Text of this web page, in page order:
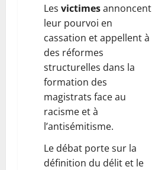
Les victimesannoncent
leur pourvoi en
cassation et appellent à
des réformes
structurelles dans la
formation des
magistrats face au
racisme et à
l’antisémitisme.
Le débat porte sur la
définition du délit et le